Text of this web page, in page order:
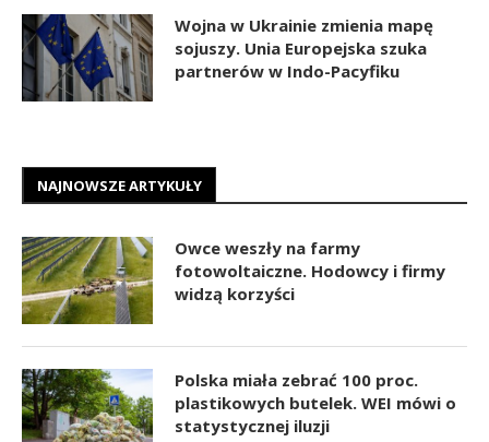
Wojna w Ukrainie zmienia mapę
sojuszy. Unia Europejska szuka
partnerów w Indo-Pacyfiku
NAJNOWSZE ARTYKUŁY
Owce weszły na farmy
fotowoltaiczne. Hodowcy i firmy
widzą korzyści
Polska miała zebrać 100 proc.
plastikowych butelek. WEI mówi o
statystycznej iluzji